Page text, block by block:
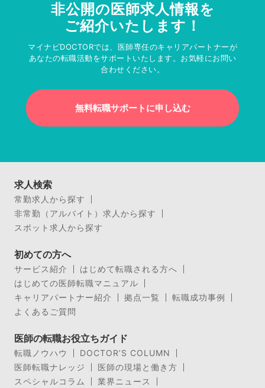
非公開の医師求人情報を
ご紹介いたします！
マイナビDOCTORでは、医師専任のキャリアパートナーが
あなたの転職活動をサポートいたします。お気軽にお問い
合わせください。
無料転職サポートに申し込む
求人検索
常勤求人から探す
非常勤（アルバイト）求人から探す
スポット求人から探す
初めての方へ
サービス紹介
はじめて転職される方へ
はじめての医師転職マニュアル
キャリアパートナー紹介
拠点一覧
転職成功事例
よくあるご質問
医師の転職お役立ちガイド
転職ノウハウ
DOCTOR’S COLUMN
医師転職ナレッジ
医師の現場と働き方
スペシャルコラム
業界ニュース